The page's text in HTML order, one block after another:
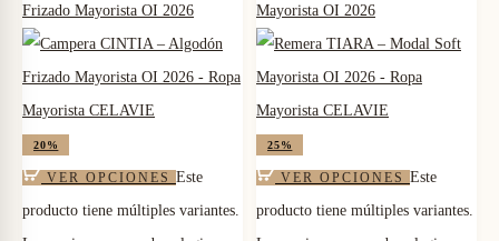
20%
VER OPCIONES Este
producto tiene múltiples variantes.
25%
VER OPCIONES Este
producto tiene múltiples variantes.